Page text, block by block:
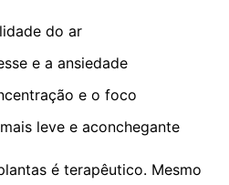
do ar
e a ansiedade
e o foco
leve e aconchegante
é terapêutico. Mesmo